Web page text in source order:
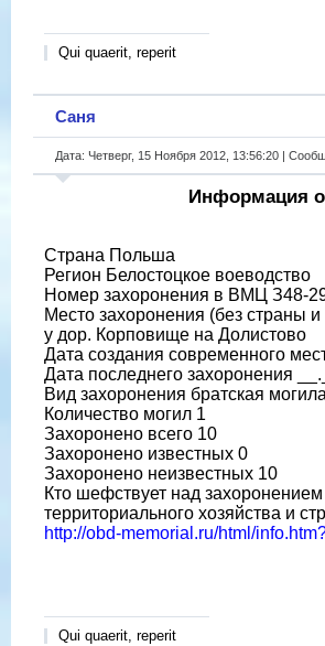
Qui quaerit, reperit
Саня
Дата: Четверг, 15 Ноября 2012, 13:56:20 |
Информация о
Страна Польша
Регион Белостоцкое воеводство
Номер захоронения в ВМЦ З48-
Место захоронения (без страны
у дор. Корповище на Долистово
Дата создания современного
Дата последнего захоронения
Вид захоронения братская могила
Количество могил 1
Захоронено всего 10
Захоронено известных 0
Захоронено неизвестных 10
Кто шефствует над
территориального хозяйства и
http://obd-memorial.ru/html/
Qui quaerit, reperit